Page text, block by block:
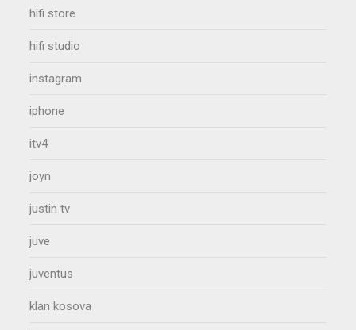
hifi store
hifi studio
instagram
iphone
itv4
joyn
justin tv
juve
juventus
klan kosova